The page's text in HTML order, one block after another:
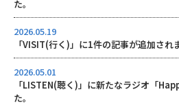
た。
2026.05.19
「VISIT(行く)」に1件の記事が追加され
2026.05.01
「LISTEN(聴く)」に新たなラジオ「
た。